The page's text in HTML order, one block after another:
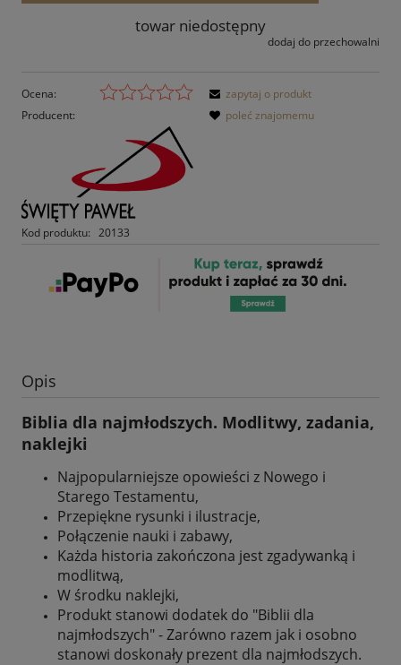
towar niedostępny
dodaj do przechowalni
Ocena:
Producent:
Kod produktu: 20133
zapytaj o produkt
poleć znajomemu
Opis
Biblia dla najmłodszych. Modlitwy, zadania,
naklejki
Najpopularniejsze opowieści z Nowego i
Starego Testamentu,
Przepiękne rysunki i ilustracje,
Połączenie nauki i zabawy,
Każda historia zakończona jest zgadywanką i
modlitwą,
W środku naklejki,
Produkt stanowi dodatek do "Biblii dla
najmłodszych" - Zarówno razem jak i osobno
stanowi doskonały prezent dla najmłodszych.